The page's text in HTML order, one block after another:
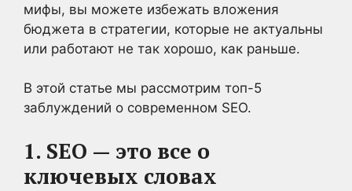
мифы, вы можете избежать вложения
бюджета в стратегии, которые не актуальны
или работают не так хорошо, как раньше.
В этой статье мы рассмотрим топ-5
заблуждений о современном SEO.
1. SEO — это все о
ключевых словах